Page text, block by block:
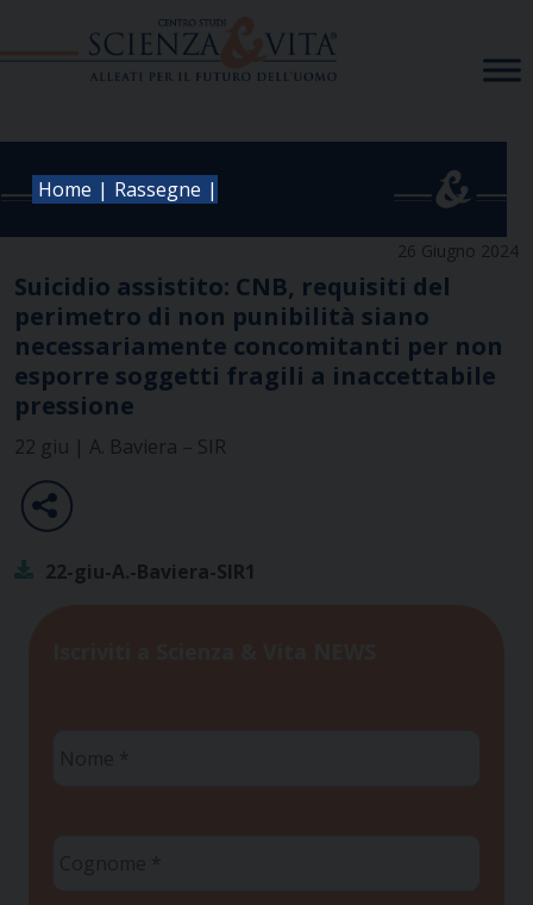
Home | Rassegne |
26 Giugno 2024
Suicidio assistito: CNB, requisiti del
perimetro di non punibilità siano
necessariamente concomitanti per non
esporre soggetti fragili a inaccettabile
pressione
22 giu | A. Baviera – SIR
22-giu-A.-Baviera-SIR1